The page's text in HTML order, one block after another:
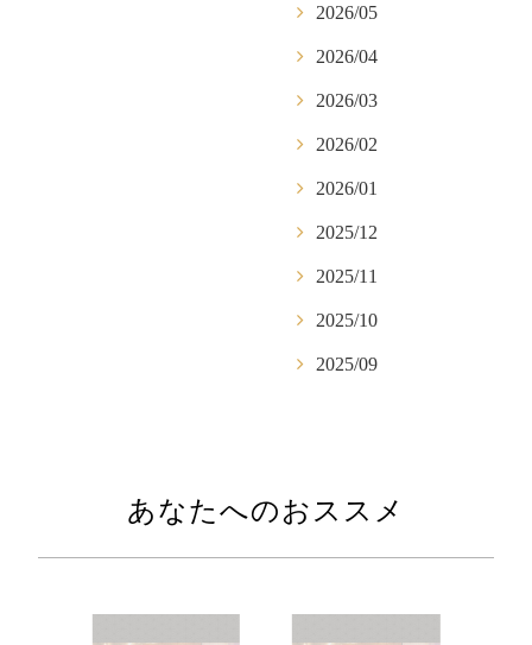
2026/05
2026/04
2026/03
2026/02
2026/01
2025/12
2025/11
2025/10
2025/09
あなたへのおススメ